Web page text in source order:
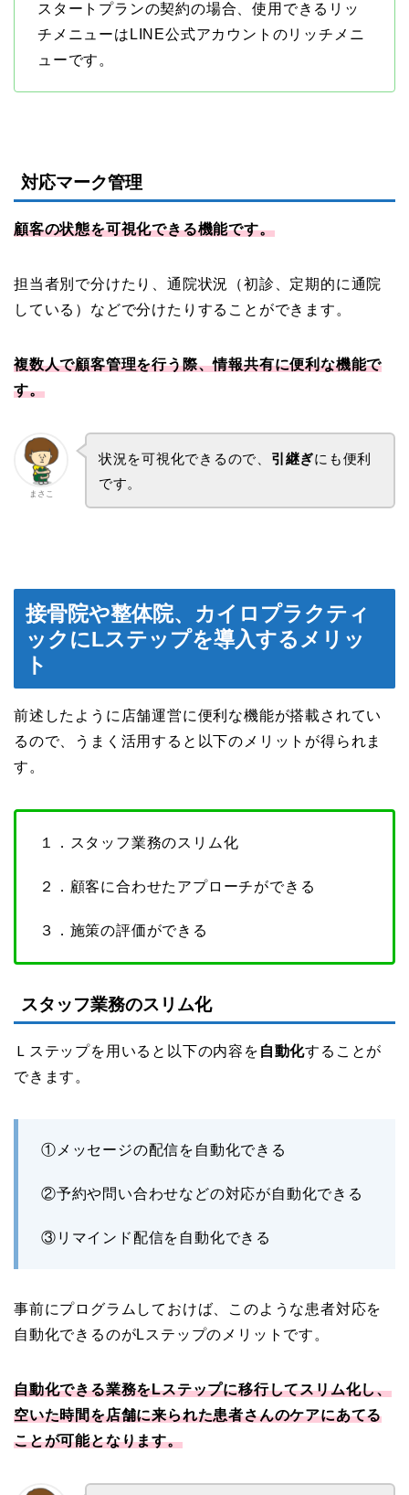
スタートプランの契約の場合、使用できるリッ
チメニューはLINE公式アカウントのリッチメニ
ューです。
対応マーク管理
顧客の状態を可視化できる機能です。
担当者別で分けたり、通院状況（初診、定期的に通院
している）などで分けたりすることができます。
複数人で顧客管理を行う際、情報共有に便利な機能で
す。
まさこ
状況を可視化できるので、 引継ぎにも便利
です。
接骨院や整体院、カイロプラクティ
ックにLステップを導入するメリッ
ト
前述したように店舗運営に便利な機能が搭載されてい
るので、うまく活用すると以下のメリットが得られま
す。
１．スタッフ業務のスリム化
２．顧客に合わせたアプローチができる
３．施策の評価ができる
スタッフ業務のスリム化
Ｌステップを用いると以下の内容を 自動化することが
できます。
①メッセージの配信を自動化できる
②予約や問い合わせなどの対応が自動化できる
③リマインド配信を自動化できる
事前にプログラムしておけば、このような患者対応を
自動化できるのがLステップのメリットです。
自動化できる業務をLステップに移行してスリム化し、
空いた時間を店舗に来られた患者さんのケアにあてる
ことが可能となります。